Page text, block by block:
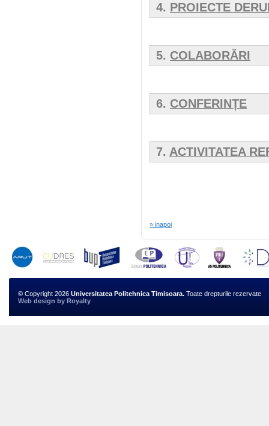
4. PROIECTE
5. COLABORĂRI
6. CONFERINȚE
7. ACTIVITATEA
» inapoi
© Copyright 2026 Universitatea Politehnica Timisoara. Toate drepturile rezervate
Web design by Royalty